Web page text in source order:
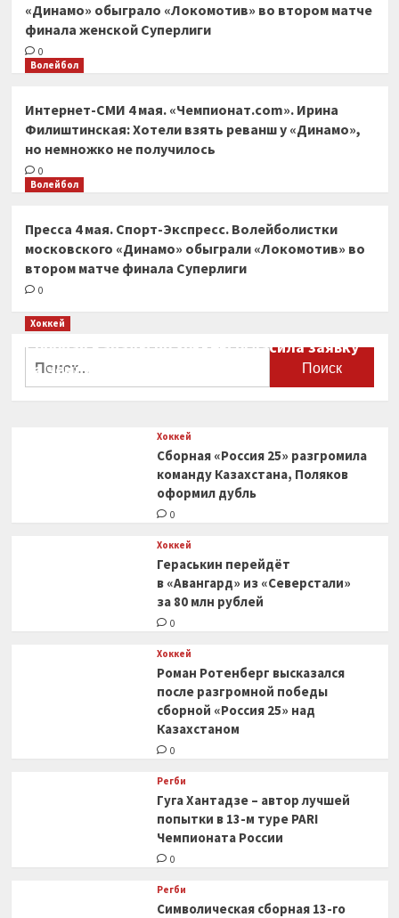
«Динамо» обыграло «Локомотив» во втором матче
финала женской Суперлиги
0
Волейбол
Интернет-СМИ 4 мая. «Чемпионат.com». Ирина
Филиштинская: Хотели взять реванш у «Динамо»,
но немножко не получилось
0
Волейбол
Пресса 4 мая. Спорт-Экспресс. Волейболистки
московского «Динамо» обыграли «Локомотив» во
втором матче финала Суперлиги
0
Хоккей
Сборная Канады по хоккею огласила заявку
на чемпионат мира
Хоккей
Сборная «Россия 25» разгромила
команду Казахстана, Поляков
оформил дубль
0
Хоккей
Гераськин перейдёт
в «Авангард» из «Северстали»
за 80 млн рублей
0
Хоккей
Роман Ротенберг высказался
после разгромной победы
сборной «Россия 25» над
Казахстаном
0
Регби
Гуга Хантадзе – автор лучшей
попытки в 13-м туре PARI
Чемпионата России
0
Регби
Символическая сборная 13-го